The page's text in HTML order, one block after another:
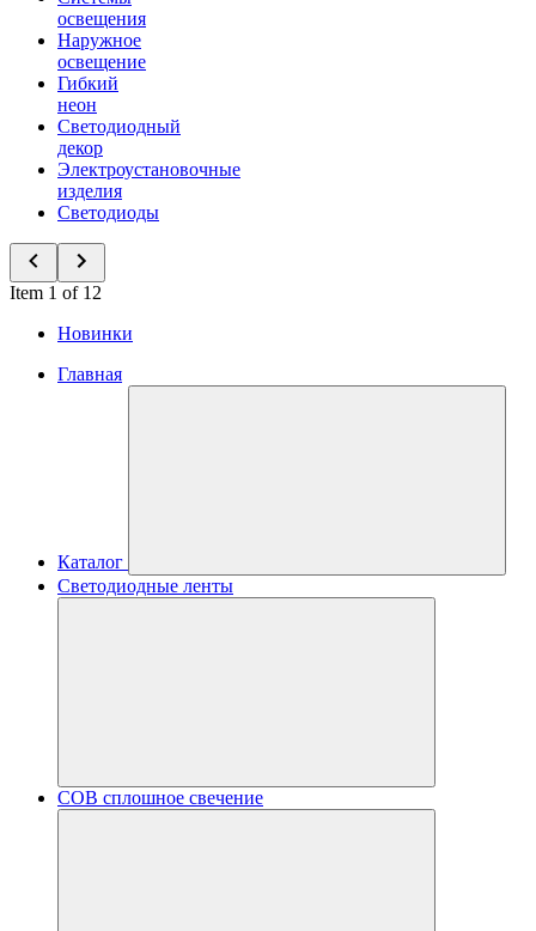
освещения
Наружное
освещение
Гибкий
неон
Светодиодный
декор
Электроустановочные
изделия
Светодиоды
Item 1 of 12
Новинки
Главная
Каталог
Светодиодные ленты
COB сплошное свечение